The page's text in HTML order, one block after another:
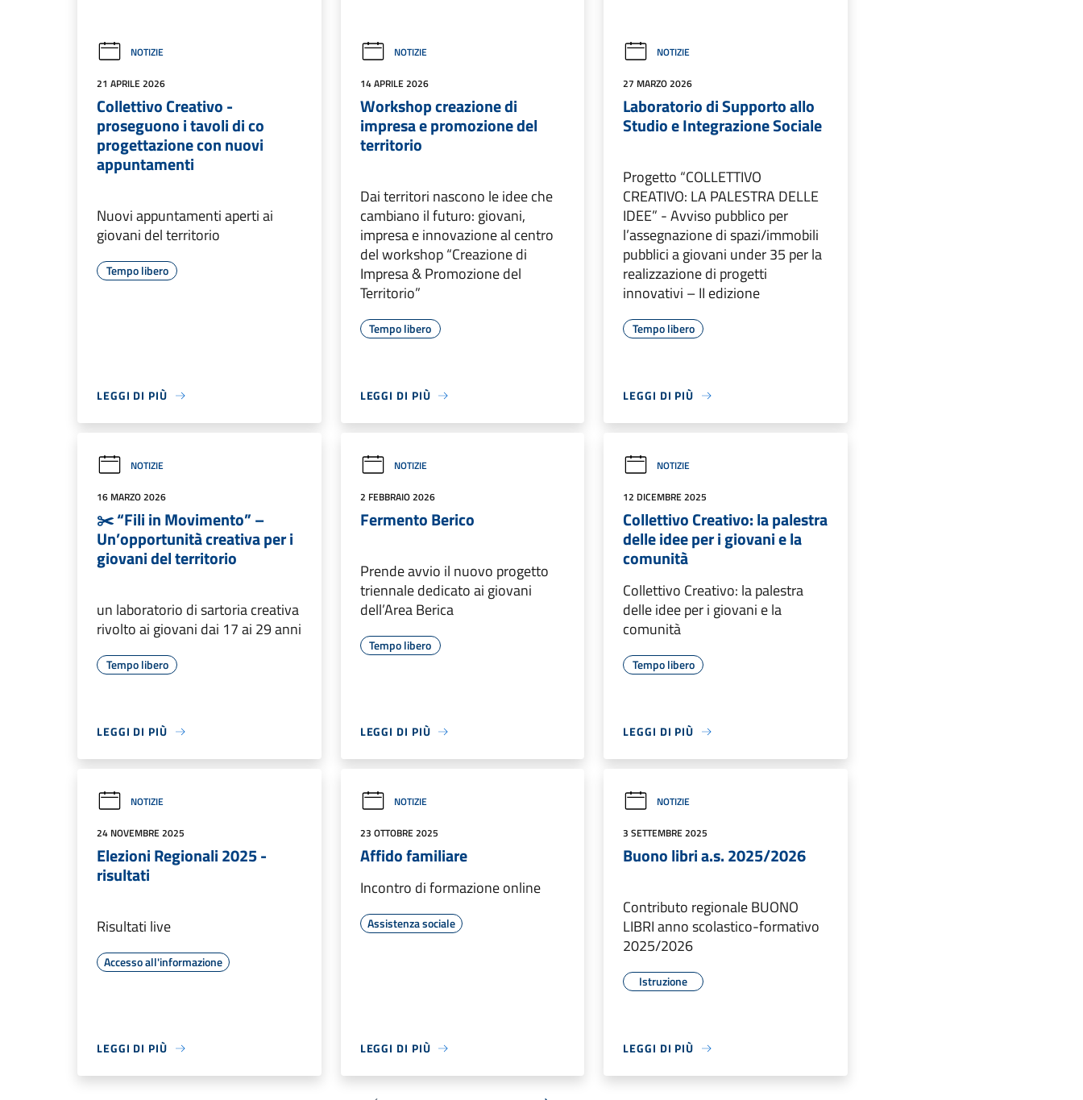
NOTIZIE
21 APRILE 2026
Collettivo Creativo -
proseguono i tavoli di co
progettazione con nuovi
appuntamenti
Nuovi appuntamenti aperti ai
giovani del territorio
Tempo libero
LEGGI DI PIÙ
NOTIZIE
14 APRILE 2026
Workshop creazione di
impresa e promozione del
territorio
Dai territori nascono le idee che
cambiano il futuro: giovani,
impresa e innovazione al centro
del workshop “Creazione di
Impresa & Promozione del
Territorio”
Tempo libero
LEGGI DI PIÙ
NOTIZIE
27 MARZO 2026
Laboratorio di Supporto allo
Studio e Integrazione Sociale
Progetto “COLLETTIVO
CREATIVO: LA PALESTRA DELLE
IDEE” - Avviso pubblico per
l’assegnazione di spazi/immobili
pubblici a giovani under 35 per la
realizzazione di progetti
innovativi – II edizione
Tempo libero
LEGGI DI PIÙ
NOTIZIE
16 MARZO 2026
✂️ “Fili in Movimento” –
Un’opportunità creativa per i
giovani del territorio
un laboratorio di sartoria creativa
rivolto ai giovani dai 17 ai 29 anni
Tempo libero
LEGGI DI PIÙ
NOTIZIE
2 FEBBRAIO 2026
Fermento Berico
Prende avvio il nuovo progetto
triennale dedicato ai giovani
dell’Area Berica
Tempo libero
LEGGI DI PIÙ
NOTIZIE
12 DICEMBRE 2025
Collettivo Creativo: la palestra
delle idee per i giovani e la
comunità
Collettivo Creativo: la palestra
delle idee per i giovani e la
comunità
Tempo libero
LEGGI DI PIÙ
NOTIZIE
24 NOVEMBRE 2025
Elezioni Regionali 2025 -
risultati
Risultati live
Accesso all'informazione
LEGGI DI PIÙ
NOTIZIE
23 OTTOBRE 2025
Affido familiare
Incontro di formazione online
Assistenza sociale
LEGGI DI PIÙ
NOTIZIE
3 SETTEMBRE 2025
Buono libri a.s. 2025/2026
Contributo regionale BUONO
LIBRI anno scolastico-formativo
2025/2026
Istruzione
LEGGI DI PIÙ